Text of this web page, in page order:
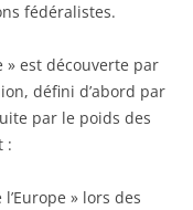
fédéralistes.
» est découverte par
défini d’abord par
par le poids des
:
» lors des